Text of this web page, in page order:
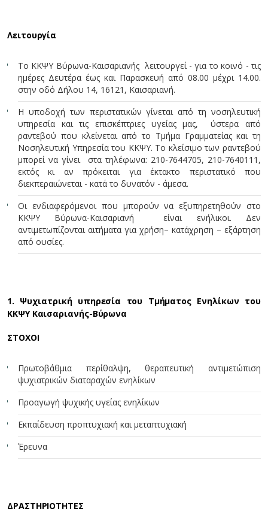
Λειτουργία
Το ΚΚΨΥ Βύρωνα-Καισαριανής λειτουργεί - για το κοινό - τις
ημέρες Δευτέρα έως και Παρασκευή από 08.00 μέχρι 14.00.
στην οδό Δήλου 14, 16121, Καισαριανή.
Η υποδοχή των περιστατικών γίνεται από τη νοσηλευτική
υπηρεσία και τις επισκέπτριες υγείας μας, ύστερα από
ραντεβού που κλείνεται από το Τμήμα Γραμματείας και τη
Νοσηλευτική Υπηρεσία του ΚΚΨΥ. Το κλείσιμο των ραντεβού
μπορεί να γίνει στα τηλέφωνα: 210-7644705, 210-7640111,
εκτός κι αν πρόκειται για έκτακτο περιστατικό που
διεκπεραιώνεται - κατά το δυνατόν - άμεσα.
Οι ενδιαφερόμενοι που μπορούν να εξυπηρετηθούν στο
ΚΚΨΥ Βύρωνα-Καισαριανή είναι ενήλικοι. Δεν
αντιμετωπίζονται αιτήματα για χρήση– κατάχρηση – εξάρτηση
από ουσίες.
1. Ψυχιατρική υπηρεσία του Τμήματος Ενηλίκων του
ΚΚΨΥ Καισαριανής-Βύρωνα
ΣΤΟΧΟΙ
Πρωτοβάθμια περίθαλψη, θεραπευτική αντιμετώπιση
ψυχιατρικών διαταραχών ενηλίκων
Προαγωγή ψυχικής υγείας ενηλίκων
Εκπαίδευση προπτυχιακή και μεταπτυχιακή
Έρευνα
ΔΡΑΣΤΗΡΙΟΤΗΤΕΣ